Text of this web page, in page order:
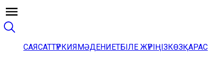
САЯСАТТҮРКИЯМӘДЕНИЕТБІЛЕ ЖҮРІҢІЗКӨЗҚАРАС